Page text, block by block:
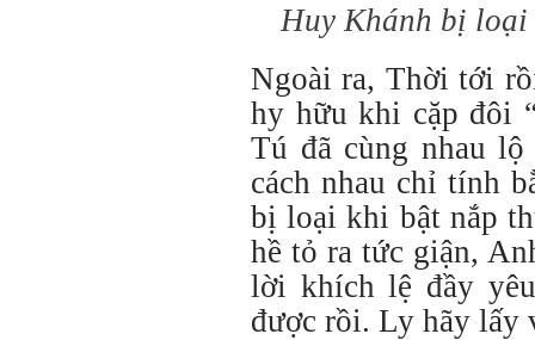
Huy Khánh bị
Ngoài ra, Thời tới
hy hữu khi cặp đôi
Tú đã cùng nhau
cách nhau chỉ tính
bị loại khi bật nắp
hề tỏ ra tức giận,
lời khích lệ đầy
được rồi. Ly hãy lấy